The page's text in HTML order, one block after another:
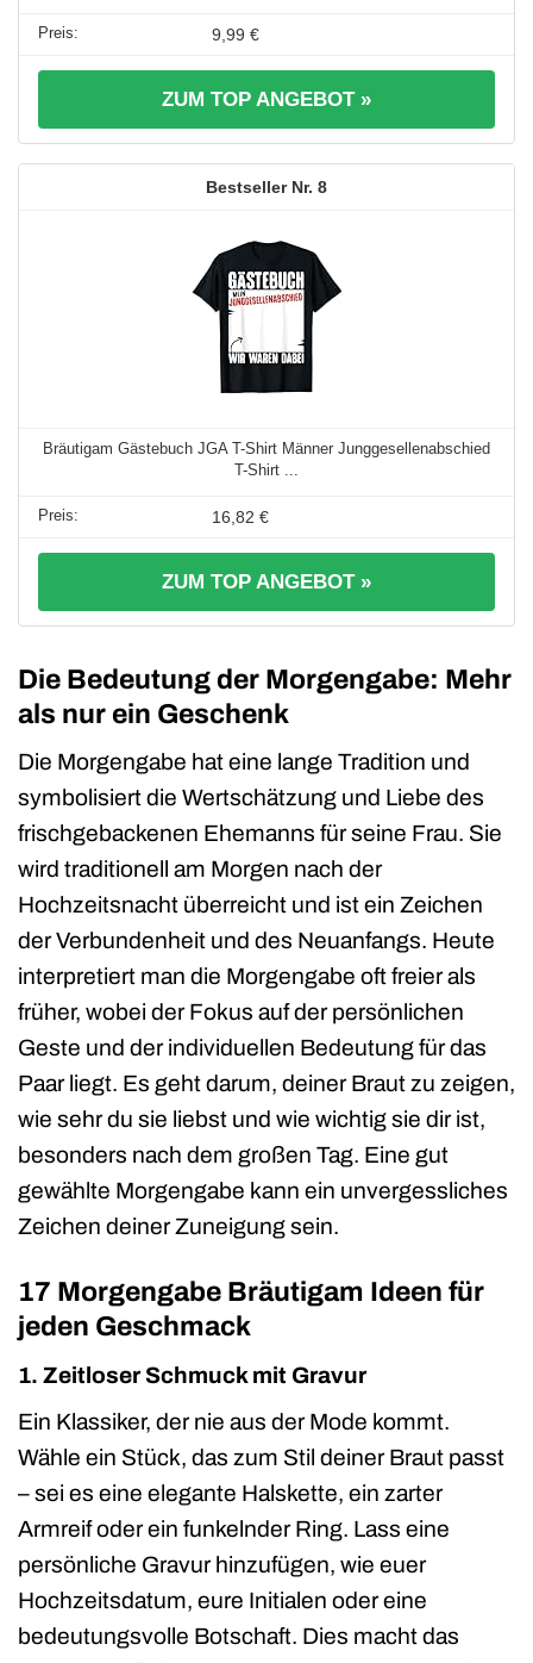
9,99 €
ZUM TOP ANGEBOT »
8
Bräutigam Gästebuch JGA T-Shirt Männer Junggesellenabschied
T-Shirt ...
16,82 €
ZUM TOP ANGEBOT »
Die Bedeutung der Morgengabe: Mehr
als nur ein Geschenk
Die Morgengabe hat eine lange Tradition und
symbolisiert die Wertschätzung und Liebe des
frischgebackenen Ehemanns für seine Frau. Sie
wird traditionell am Morgen nach der
Hochzeitsnacht überreicht und ist ein Zeichen
der Verbundenheit und des Neuanfangs. Heute
interpretiert man die Morgengabe oft freier als
früher, wobei der Fokus auf der persönlichen
Geste und der individuellen Bedeutung für das
Paar liegt. Es geht darum, deiner Braut zu zeigen,
wie sehr du sie liebst und wie wichtig sie dir ist,
besonders nach dem großen Tag. Eine gut
gewählte Morgengabe kann ein unvergessliches
Zeichen deiner Zuneigung sein.
17 Morgengabe Bräutigam Ideen für
jeden Geschmack
1. Zeitloser Schmuck mit Gravur
Ein Klassiker, der nie aus der Mode kommt.
Wähle ein Stück, das zum Stil deiner Braut passt
– sei es eine elegante Halskette, ein zarter
Armreif oder ein funkelnder Ring. Lass eine
persönliche Gravur hinzufügen, wie euer
Hochzeitsdatum, eure Initialen oder eine
bedeutungsvolle Botschaft. Dies macht das